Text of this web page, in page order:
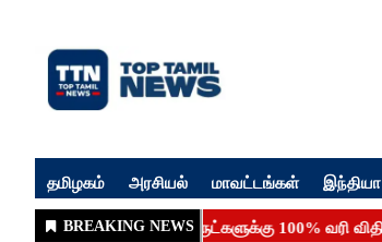
தமிழகம் அரசியல் மாவட்டங்கள் இந்தியா